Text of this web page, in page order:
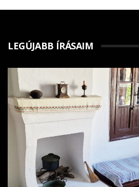
LEGÚJABB ÍRÁSAIM